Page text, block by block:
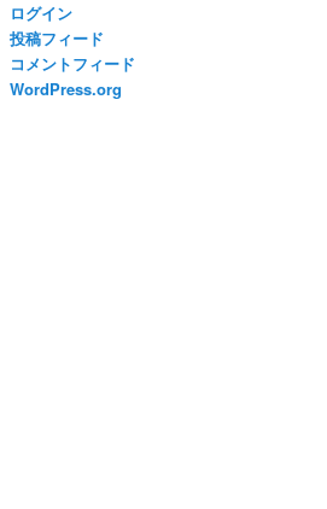
ログイン
投稿フィード
コメントフィード
WordPress.org